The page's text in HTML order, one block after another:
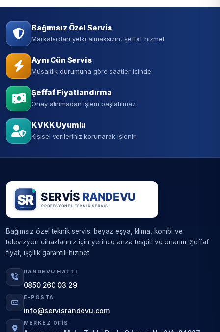
Bağımsız Özel Servis
Markalardan yetki almaksızın, şeffaf hizmet
Aynı Gün Servis
Müsaitlik durumuna göre saatler içinde
Şeffaf Fiyatlandırma
Onay alınmadan işlem başlatılmaz
KVKK Uyumlu
Kişisel verileriniz korunarak işlenir
Bağımsız özel teknik servis: beyaz eşya, klima, kombi ve
televizyon cihazlarınız için yerinde arıza tespiti ve onarım. Şeffaf
fiyat, işçilik garantili hizmet.
RANDEVU HATTI
0850 260 03 29
E-POSTA
info@servisrandevu.com
MERKEZ OFIS